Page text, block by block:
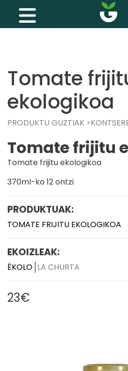
Tomate
ekologikoa
PRODUKTU GUZTIAK
Tomate frijitu
Tomate frijitu ekologikoa
370ml-ko 12 ontzi
PRODUKTUAK:
TOMATE FRIJITU EKOLOGIKOA
EKOIZLEAK:
ÉKOLO LA CHURTA
23€